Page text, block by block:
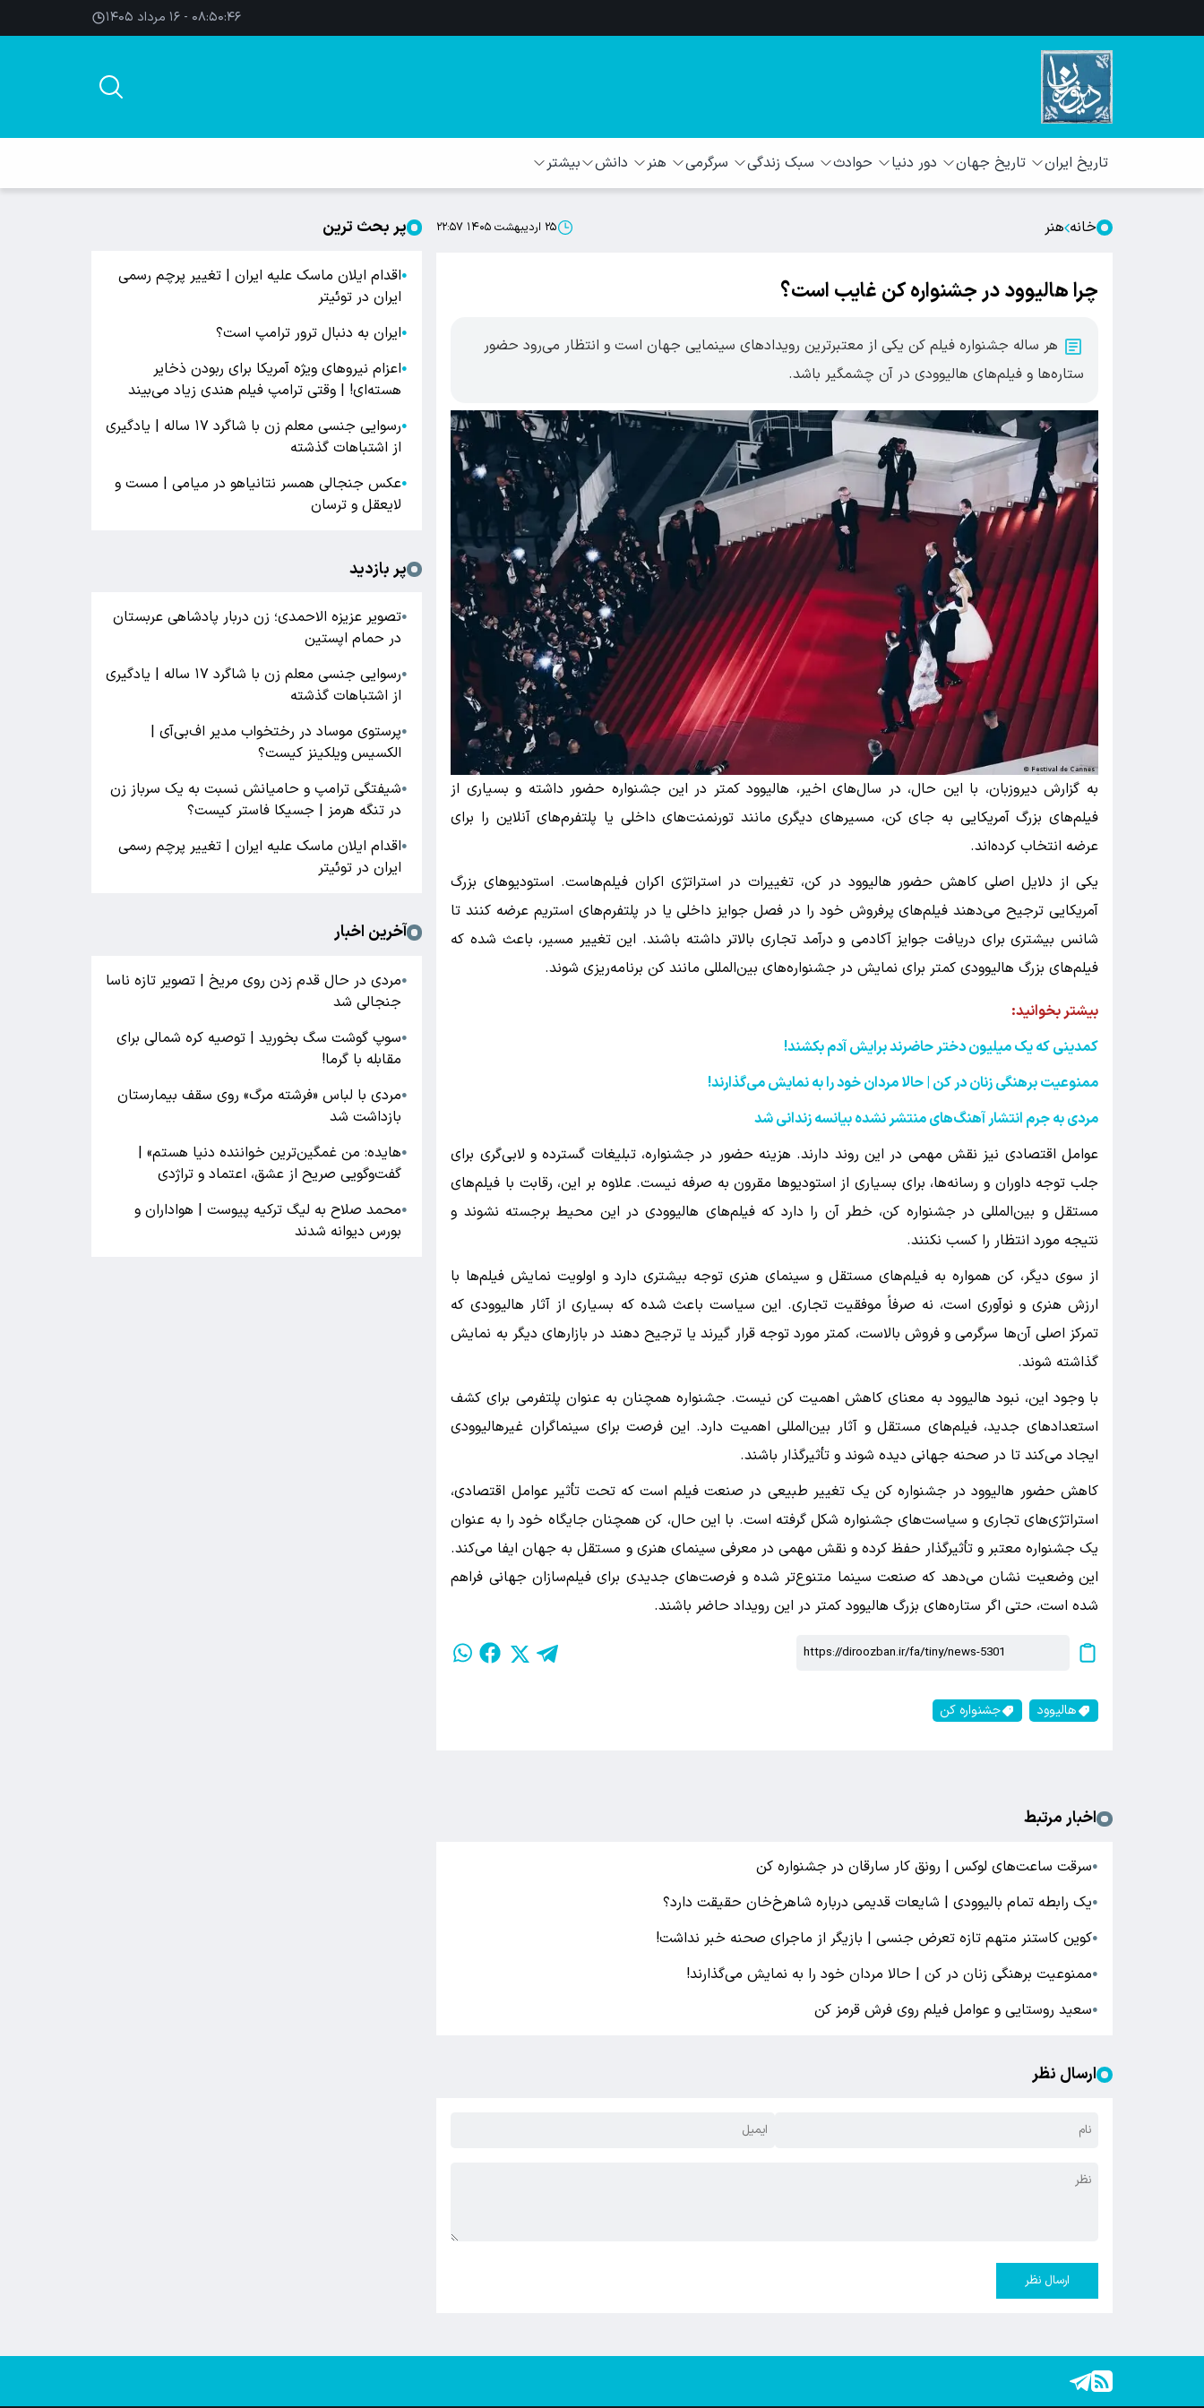
۰۸:۵۰:۴۶ - ۱۶ مرداد ۱۴۰۵
تاریخ ایران تاریخ جهان دور دنیا حوادث سبک زندگی سرگرمی هنر دانش بیشتر
خانه هنر ۲۵ اردیبهشت ۱۴۰۵ ۲۲:۵۷
چرا هالیوود در جشنواره کن غایب است؟
هر ساله جشنواره فیلم کن یکی از معتبرترین رویدادهای سینمایی جهان است و انتظار می‌رود حضور
ستاره‌ها و فیلم‌های هالیوودی در آن چشمگیر باشد.
به گزارش دیروزبان، با این حال، در سال‌های اخیر، هالیوود کمتر در این جشنواره حضور داشته و بسیاری از
فیلم‌های بزرگ آمریکایی به جای کن، مسیرهای دیگری مانند تورنمنت‌های داخلی یا پلتفرم‌های آنلاین را برای
عرضه انتخاب کرده‌اند.
یکی از دلایل اصلی کاهش حضور هالیوود در کن، تغییرات در استراتژی اکران فیلم‌هاست. استودیوهای بزرگ
آمریکایی ترجیح می‌دهند فیلم‌های پرفروش خود را در فصل جوایز داخلی یا در پلتفرم‌های استریم عرضه کنند تا
شانس بیشتری برای دریافت جوایز آکادمی و درآمد تجاری بالاتر داشته باشند. این تغییر مسیر، باعث شده که
فیلم‌های بزرگ هالیوودی کمتر برای نمایش در جشنواره‌های بین‌المللی مانند کن برنامه‌ریزی شوند.
بیشتر بخوانید:
کمدینی که یک میلیون دختر حاضرند برایش آدم بکشند!
ممنوعیت برهنگی زنان در کن | حالا مردان خود را به نمایش می‌گذارند!
مردی به جرم انتشار آهنگ‌های منتشر نشده بیانسه زندانی شد
عوامل اقتصادی نیز نقش مهمی در این روند دارند. هزینه حضور در جشنواره، تبلیغات گسترده و لابی‌گری برای
جلب توجه داوران و رسانه‌ها، برای بسیاری از استودیوها مقرون به صرفه نیست. علاوه بر این، رقابت با فیلم‌های
مستقل و بین‌المللی در جشنواره کن، خطر آن را دارد که فیلم‌های هالیوودی در این محیط برجسته نشوند و
نتیجه مورد انتظار را کسب نکنند.
از سوی دیگر، کن همواره به فیلم‌های مستقل و سینمای هنری توجه بیشتری دارد و اولویت نمایش فیلم‌ها با
ارزش هنری و نوآوری است، نه صرفاً موفقیت تجاری. این سیاست باعث شده که بسیاری از آثار هالیوودی که
تمرکز اصلی آن‌ها سرگرمی و فروش بالاست، کمتر مورد توجه قرار گیرند یا ترجیح دهند در بازارهای دیگر به نمایش
گذاشته شوند.
با وجود این، نبود هالیوود به معنای کاهش اهمیت کن نیست. جشنواره همچنان به عنوان پلتفرمی برای کشف
استعدادهای جدید، فیلم‌های مستقل و آثار بین‌المللی اهمیت دارد. این فرصت برای سینماگران غیرهالیوودی
ایجاد می‌کند تا در صحنه جهانی دیده شوند و تأثیرگذار باشند.
کاهش حضور هالیوود در جشنواره کن یک تغییر طبیعی در صنعت فیلم است که تحت تأثیر عوامل اقتصادی،
استراتژی‌های تجاری و سیاست‌های جشنواره شکل گرفته است. با این حال، کن همچنان جایگاه خود را به عنوان
یک جشنواره معتبر و تأثیرگذار حفظ کرده و نقش مهمی در معرفی سینمای هنری و مستقل به جهان ایفا می‌کند.
این وضعیت نشان می‌دهد که صنعت سینما متنوع‌تر شده و فرصت‌های جدیدی برای فیلم‌سازان جهانی فراهم
شده است، حتی اگر ستاره‌های بزرگ هالیوود کمتر در این رویداد حاضر باشند.
هالیوود جشنواره کن
اخبار مرتبط
●سرقت ساعت‌های لوکس | رونق کار سارقان در جشنواره کن
●یک رابطه تمام بالیوودی | شایعات قدیمی درباره شاهرخ‌خان حقیقت دارد؟
●کوین کاستنر متهم تازه تعرض جنسی | بازیگر از ماجرای صحنه خبر نداشت!
●ممنوعیت برهنگی زنان در کن | حالا مردان خود را به نمایش می‌گذارند!
●سعید روستایی و عوامل فیلم روی فرش قرمز کن
ارسال نظر
ارسال نظر
پر بحث ترین
●اقدام ایلان ماسک علیه ایران | تغییر پرچم رسمی
ایران در توئیتر
●ایران به دنبال ترور ترامپ است؟
●اعزام نیروهای ویژه آمریکا برای ربودن ذخایر
هسته‌ای! | وقتی ترامپ فیلم هندی زیاد می‌بیند
●
رسوایی جنسی معلم زن با شاگرد ۱۷ ساله | یادگیری
از اشتباهات گذشته
●عکس جنجالی همسر نتانیاهو در میامی | مست و
لایعقل و ترسان
پر بازدید
●تصویر عزیزه الاحمدی؛ زن دربار پادشاهی عربستان
در حمام اپستین
●
رسوایی جنسی معلم زن با شاگرد ۱۷ ساله | یادگیری
از اشتباهات گذشته
●پرستوی موساد در رختخواب مدیر اف‌بی‌آی |
الکسیس ویلکینز کیست؟
●شیفتگی ترامپ و حامیانش نسبت به یک سرباز زن
در تنگه هرمز | جسیکا فاستر کیست؟
●اقدام ایلان ماسک علیه ایران | تغییر پرچم رسمی
ایران در توئیتر
آخرین اخبار
●مردی در حال قدم زدن روی مریخ | تصویر تازه ناسا
جنجالی شد
●سوپ گوشت سگ بخورید | توصیه کره شمالی برای
مقابله با گرما!
●مردی با لباس «فرشته مرگ» روی سقف بیمارستان
بازداشت شد
●هایده: من غمگین‌ترین خواننده دنیا هستم» |
گفت‌وگویی صریح از عشق، اعتماد و تراژدی
●محمد صلاح به لیگ ترکیه پیوست | هواداران و
بورس دیوانه شدند